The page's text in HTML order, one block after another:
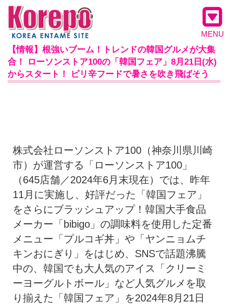
MENU
【情報】根強いブーム！トレンドの韓国グルメが大集
合！ ローソンストア100の「韓国フェア」8月21日(水)
からスタート！ ピリ辛フードで暑さを吹き飛ばそう
株式会社ローソンストア100（神奈川県川崎
市）が運営する「ローソンストア100」
（645店舗／2024年6月末現在）では、昨年
11月に実施し、好評だった「韓国フェア」
をさらにブラッシュアップ！韓国大手食品
メーカー「bibigo」の調味料を使用した定番
メニュー「プルコギ丼」や「ヤンニョムチ
キンおにぎり」をはじめ、SNSで話題沸騰
中の、韓国でも大人気のアイス「クリーミ
ーヨーグルトボール」など人気グルメを取
り揃えた「韓国フェア」を2024年8月21日